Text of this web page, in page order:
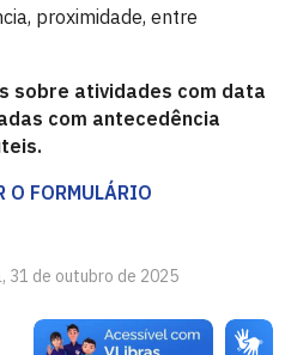
proximidade, entre
sobre atividades com data
com antecedência
O FORMULÁRIO
de outubro de 2025